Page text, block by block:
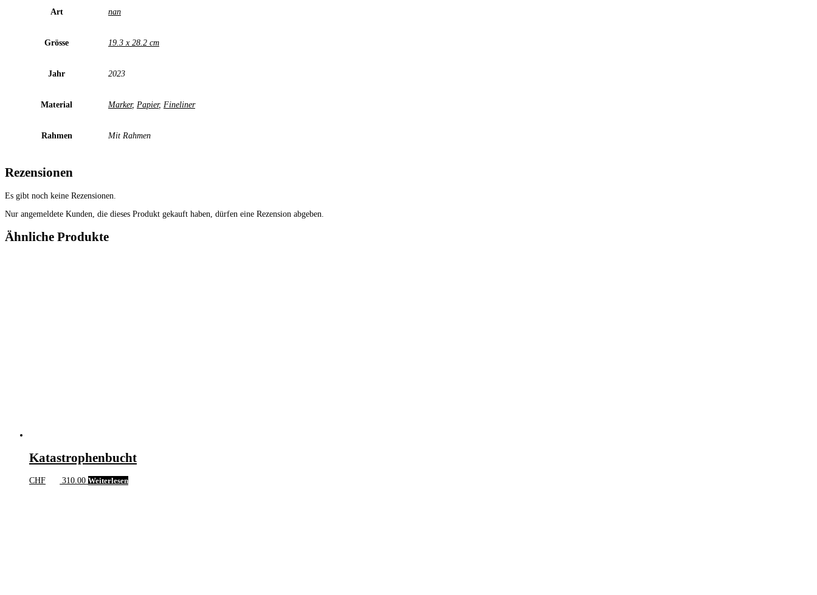
Art nan
Grösse 19.3 x 28.2 cm
Jahr 2023
Material Marker, Papier, Fineliner
Rahmen Mit Rahmen
Rezensionen
Es gibt noch keine Rezensionen.
Nur angemeldete Kunden, die dieses Produkt gekauft haben, dürfen eine Rezension abgeben.
Ähnliche Produkte
Katastrophenbucht
CHF 310.00 Weiterlesen